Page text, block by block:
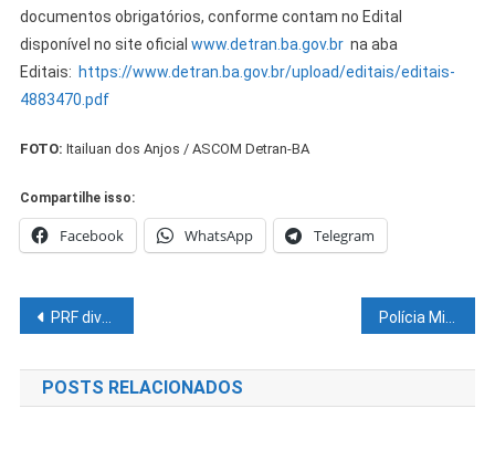
documentos obrigatórios, conforme contam no Edital
disponível no site oficial www.detran.ba.gov.brna aba
Editais: https://www.detran.ba.gov.br/upload/editais/editais-
4883470.pdf
FOTO: Itailuan dos Anjos / ASCOM Detran-BA
Compartilhe isso:
Facebook WhatsApp Telegram
Navegação
de
Post
PRF divulga balanço da Operação Tiradentes em Pernambuco Polícia Militar da Bahia realiza Operação Blitz Protege Norte no final de semana
POSTS RELACIONADOS